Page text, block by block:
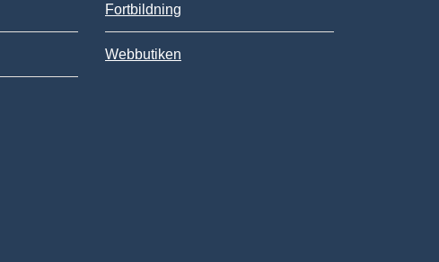
Fortbildning
Webbutiken